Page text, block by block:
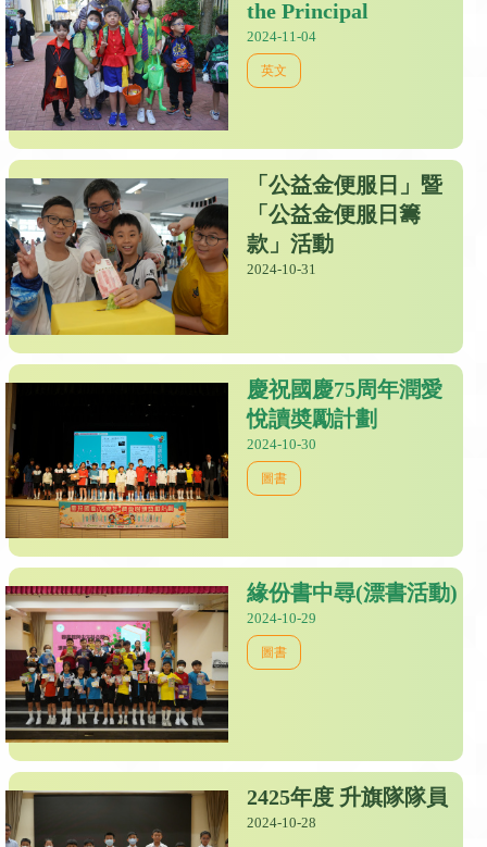
the Principal
2024-11-04
英文
「公益金便服日」暨
「公益金便服日籌
款」活動
2024-10-31
慶祝國慶75周年潤愛
悅讀奬勵計劃
2024-10-30
圖書
緣份書中尋(漂書活動)
2024-10-29
圖書
2425年度 升旗隊隊員
2024-10-28